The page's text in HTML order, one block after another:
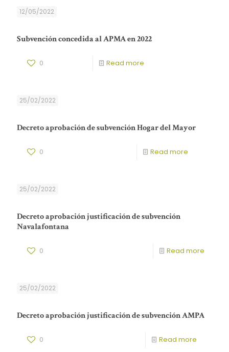
12/05/2022
Subvención concedida al APMA en 2022
0 Read more
25/02/2022
Decreto aprobación de subvención Hogar del Mayor
0 Read more
25/02/2022
Decreto aprobación justificación de subvención
Navalafontana
0 Read more
25/02/2022
Decreto aprobación justificación de subvención AMPA
0 Read more